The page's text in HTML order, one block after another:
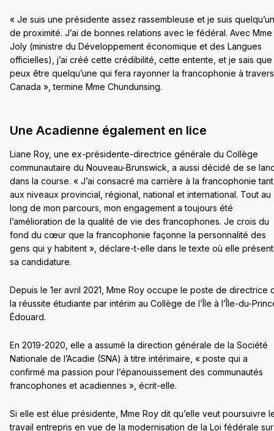
« Je suis une présidente assez rassembleuse et je suis quelqu’un
de proximité. J’ai de bonnes relations avec le fédéral. Avec Mme
Joly (ministre du Développement économique et des Langues
officielles), j’ai créé cette crédibilité, cette entente, et je sais que
peux être quelqu’une qui fera rayonner la francophonie à
Canada », termine Mme Chundunsing.
Une Acadienne également en lice
Liane Roy, une ex-présidente-directrice générale du Collège
communautaire du Nouveau-Brunswick, a aussi décidé de se
dans la course. « J’ai consacré ma carrière à la francophonie tant
aux niveaux provincial, régional, national et international. Tout au
long de mon parcours, mon engagement a toujours été
l’amélioration de la qualité de vie des francophones. Je crois du
fond du cœur que la francophonie façonne la personnalité des
gens qui y habitent », déclare-t-elle dans le texte où elle
sa candidature.
Depuis le 1er avril 2021, Mme Roy occupe le poste de directrice
la réussite étudiante par intérim au Collège de l’Île à l’Île-du-
Édouard.
En 2019-2020, elle a assumé la direction générale de la Société
Nationale de l’Acadie (SNA) à titre intérimaire, « poste qui a
confirmé ma passion pour l’épanouissement des communautés
francophones et acadiennes », écrit-elle.
Si elle est élue présidente, Mme Roy dit qu’elle veut poursuivre
travail entrepris en vue de la modernisation de la Loi fédérale sur